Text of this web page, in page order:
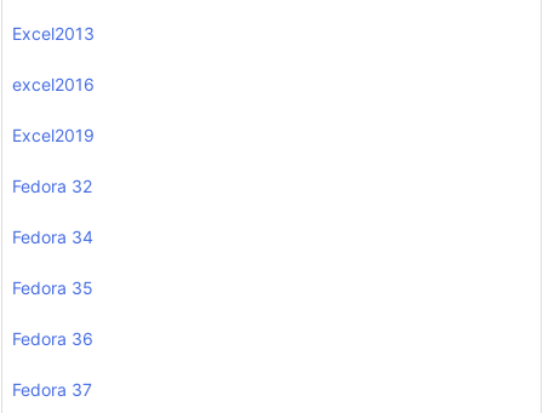
Excel2013
excel2016
Excel2019
Fedora 32
Fedora 34
Fedora 35
Fedora 36
Fedora 37